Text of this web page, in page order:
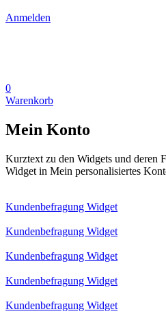
Anmelden
0
Warenkorb
Mein Konto
Kurztext zu den Widgets und deren
Widget in Mein personalisiertes
Kundenbefragung Widget
Kundenbefragung Widget
Kundenbefragung Widget
Kundenbefragung Widget
Kundenbefragung Widget